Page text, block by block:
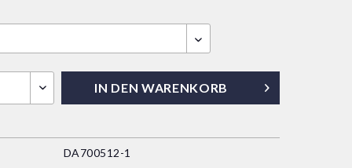
IN DEN WARENKORB
DA700512-1